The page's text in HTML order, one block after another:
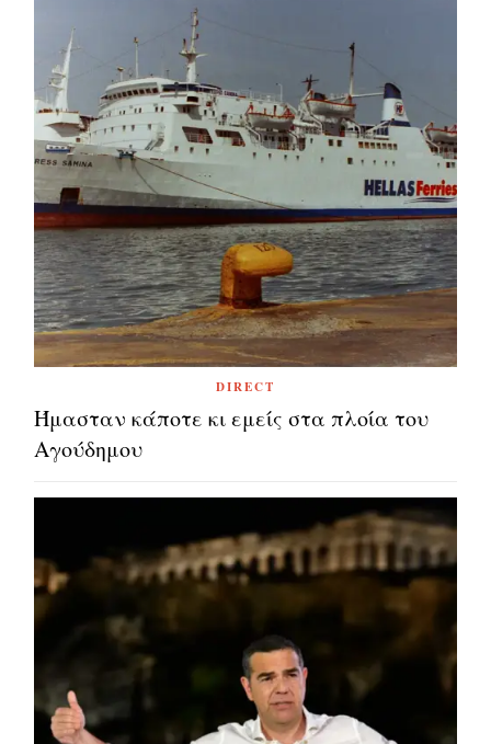
DIRECT
Ήμασταν κάποτε κι εμείς στα πλοία του
Αγούδημου